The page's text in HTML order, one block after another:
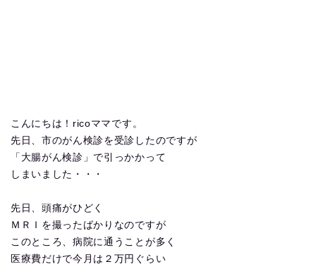
こんにちは！ricoママです。
先日、市のがん検診を受診したのですが
「大腸がん検診」で引っかかって
しまいました・・・
先日、頭痛がひどく
ＭＲＩを撮ったばかりなのですが
このところ、病院に通うことが多く
医療費だけで今月は２万円ぐらい